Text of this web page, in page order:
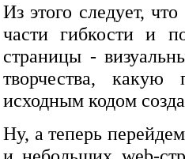
Из этого следует,
части гибкости и
страницы -
творчества, какую
исходным кодом
Ну, а теперь